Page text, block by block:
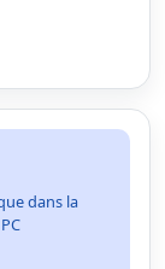
dans la